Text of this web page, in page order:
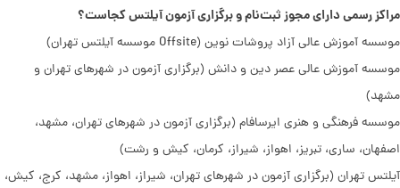
مراکز رسمی دارای مجوز ثبت‌نام و برگزاری آزمون آیلتسکجاست؟
موسسه آموزش عالی آزاد پروشات نوین (Offsite موسسه آیلتس تهران)
موسسه آموزش عالی عصر دین و دانش (برگزاری آزمون در شهرهای تهران و
مشهد)
موسسه فرهنگی و هنری ایرسافام (برگزاری آزمون در شهرهای تهران، مشهد،
اصفهان، ساری، تبریز، اهواز، شیراز، کرمان، کیش و رشت)
آیلتس تهران (برگزاری آزمون در شهرهای تهران، شیراز، اهواز، مشهد، کرج، کیش،